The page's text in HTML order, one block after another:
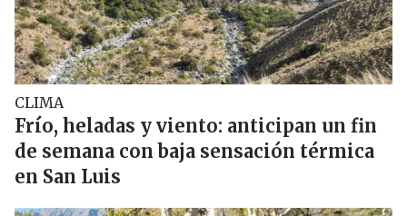
CLIMA
Frío, heladas y viento: anticipan un fin
de semana con baja sensación térmica
en San Luis